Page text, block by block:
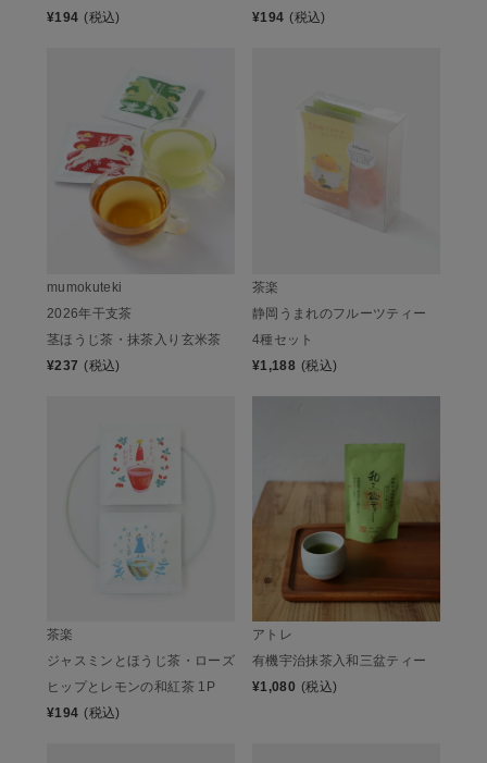
¥194 (税込) ¥194 (税込)
mumokuteki
2026年干支茶
茎ほうじ茶・抹茶入り玄米茶
¥237 (税込)
茶楽
静岡うまれのフルーツティー
4種セット
¥1,188 (税込)
茶楽
ジャスミンとほうじ茶・ローズ
ヒップとレモンの和紅茶 1P
¥194 (税込)
アトレ
有機宇治抹茶入和三盆ティー
¥1,080 (税込)